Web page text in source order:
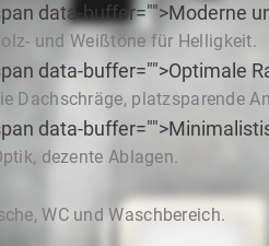
data-buffer="">Moderne
und Weißtöne für Helligkeit.
data-buffer="">Optimale
Dachschräge, platzsparende
data-buffer="
dezente Ablagen.
WC und Waschbereich.